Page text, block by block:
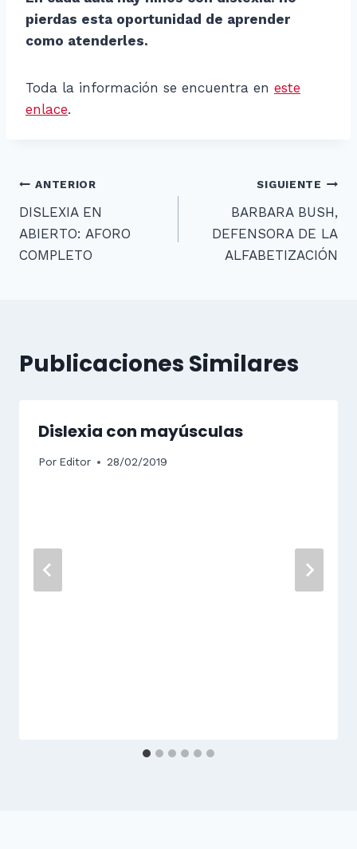
pierdas esta oportunidad de aprender
como atenderles.
Toda la información se encuentra en este
enlace.
Navegación
de
entradas
ANTERIOR
DISLEXIA EN
ABIERTO: AFORO
COMPLETO
SIGUIENTE
BARBARA BUSH,
DEFENSORA DE LA
ALFABETIZACIÓN
Publicaciones Similares
Dislexia con mayúsculas
Por Editor 28/02/2019